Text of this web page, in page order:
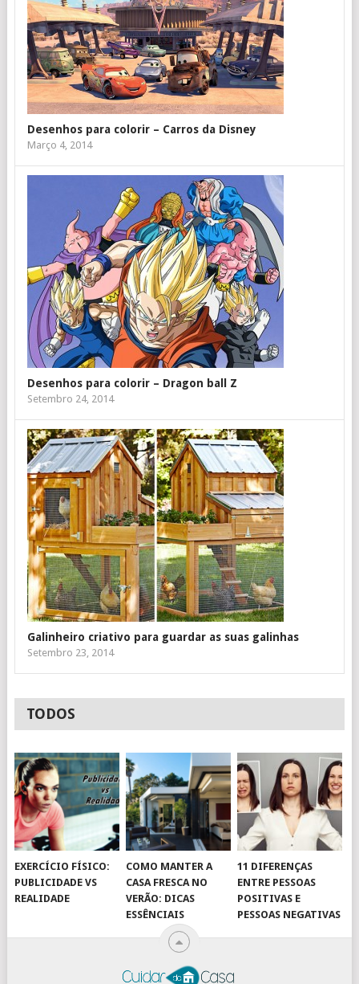
Desenhos para colorir – Carros da Disney
Março 4, 2014
Desenhos para colorir – Dragon ball Z
Setembro 24, 2014
Galinheiro criativo para guardar as suas galinhas
Setembro 23, 2014
TODOS
EXERCÍCIO FÍSICO:
PUBLICIDADE VS
REALIDADE
COMO MANTER A
CASA FRESCA NO
VERÃO: DICAS
ESSÊNCIAIS
11 DIFERENÇAS
ENTRE PESSOAS
POSITIVAS E
PESSOAS NEGATIVAS